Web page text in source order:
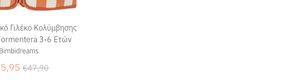
Γιλέκο Κολύμβησης
3-6 Ετών
Bimbidreams
Κανονική
€47,90